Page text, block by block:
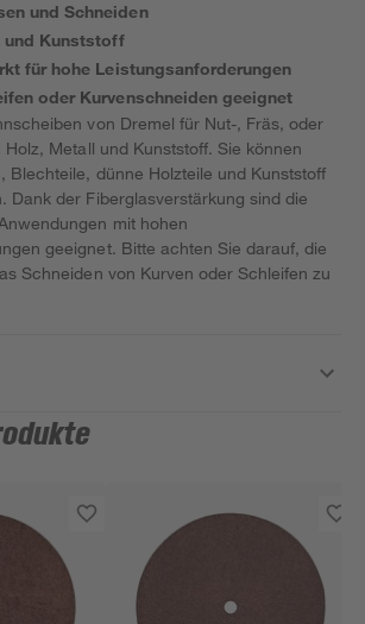
und Schneiden
und Kunststoff
für hohe Leistungsanforderungen
oder Kurvenschneiden geeignet
von Dremel für Nut-, Fräs, oder
Metall und Kunststoff. Sie können
Blechteile, dünne Holzteile und Kunststoff
Dank der Fiberglasverstärkung sind die
mit hohen
geeignet. Bitte achten Sie darauf, die
Schneiden von Kurven oder Schleifen zu